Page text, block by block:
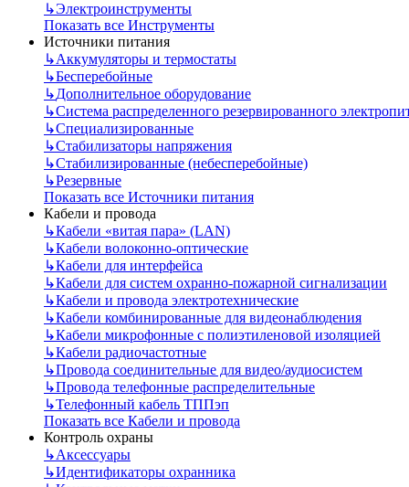
↳Электроинструменты
Показать все Инструменты
Источники питания
↳Аккумуляторы и термостаты
↳Бесперебойные
↳Дополнительное оборудование
↳Система распределенного резервированного
↳Специализированные
↳Стабилизаторы напряжения
↳Стабилизированные (небесперебойные)
↳Резервные
Показать все Источники питания
Кабели и провода
↳Кабели «витая пара» (LAN)
↳Кабели волоконно-оптические
↳Кабели для интерфейса
↳Кабели для систем охранно-пожарной сигнализации
↳Кабели и провода электротехнические
↳Кабели комбинированные для видеонаблюдения
↳Кабели микрофонные с полиэтиленовой изоляцией
↳Кабели радиочастотные
↳Провода соединительные для видео/аудиосистем
↳Провода телефонные распределительные
↳Телефонный кабель ТППэп
Показать все Кабели и провода
Контроль охраны
↳Аксессуары
↳Идентификаторы охранника